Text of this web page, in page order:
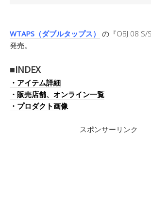
WTAPS（ダブルタップス）
の『OBJ 08
発売。
■INDEX
・アイテム詳細
・販売店舗、オンライン一覧
・プロダクト画像
スポンサーリンク